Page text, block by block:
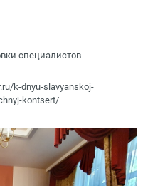
специалистов
k-dnyu-slavyanskoj-
kontsert/